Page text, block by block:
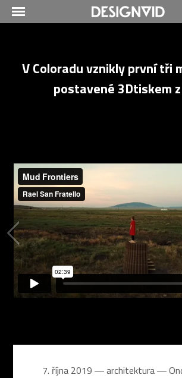
V Coloradu vznikly první tři
postavené 3Dtiskem
7. října 2019 ― architektura ―